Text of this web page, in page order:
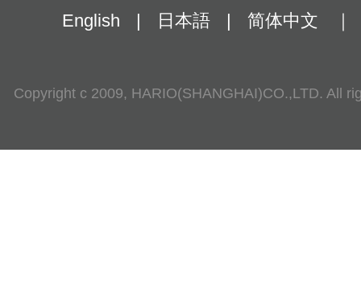
English | 日本語 | 简体中文 ｜
Copyright c 2009, HARIO(SHANGHAI)CO.,LTD. All